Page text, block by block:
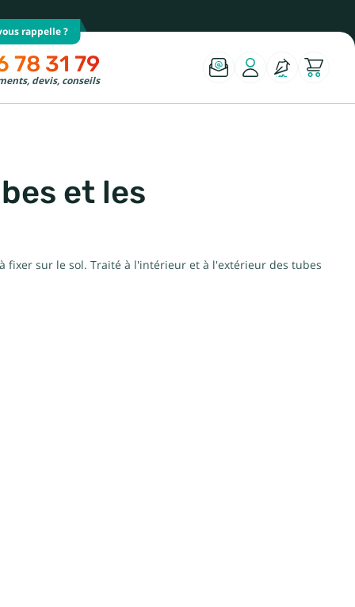
rappelle ?
78 31 79
devis, conseils
et les
fixer sur le sol. Traité à l'intérieur et à l'extérieur des tubes